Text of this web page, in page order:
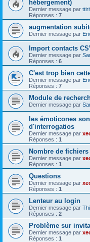
hébergement)
Dernier message par
Réponses : 7
augmentation
Dernier message par
Import contacts
Dernier message par
Réponses : 6
C'est trop bien
Dernier message par
Réponses : 7
Module de
Dernier message par
les émoticones
d'interrogatios
Dernier message par
Réponses : 1
Nombre de
Dernier message par
Réponses : 1
Questions
Dernier message par
Réponses : 1
Lenteur au login
Dernier message par
Réponses : 2
Problème sur
Dernier message par
Réponses : 1